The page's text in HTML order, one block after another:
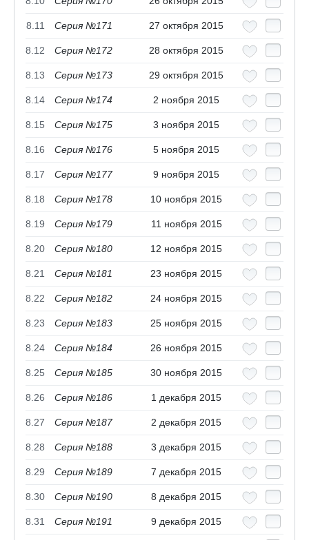
8.11 Серия №171 27 октября 2015
8.12 Серия №172 28 октября 2015
8.13 Серия №173 29 октября 2015
8.14 Серия №174 2 ноября 2015
8.15 Серия №175 3 ноября 2015
8.16 Серия №176 5 ноября 2015
8.17 Серия №177 9 ноября 2015
8.18 Серия №178 10 ноября 2015
8.19 Серия №179 11 ноября 2015
8.20 Серия №180 12 ноября 2015
8.21 Серия №181 23 ноября 2015
8.22 Серия №182 24 ноября 2015
8.23 Серия №183 25 ноября 2015
8.24 Серия №184 26 ноября 2015
8.25 Серия №185 30 ноября 2015
8.26 Серия №186 1 декабря 2015
8.27 Серия №187 2 декабря 2015
8.28 Серия №188 3 декабря 2015
8.29 Серия №189 7 декабря 2015
8.30 Серия №190 8 декабря 2015
8.31 Серия №191 9 декабря 2015